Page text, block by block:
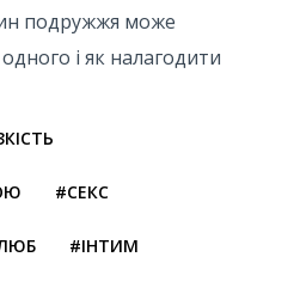
подружжя може
і як налагодити
#СЕКС
#ІНТИМ